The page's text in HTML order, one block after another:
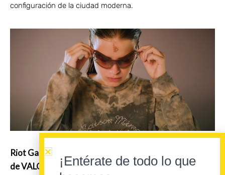
configuración de la ciudad moderna.
Riot Games elige a Mushkaa para reescribir el himno
de VALORANT¡Entérate de todo lo que